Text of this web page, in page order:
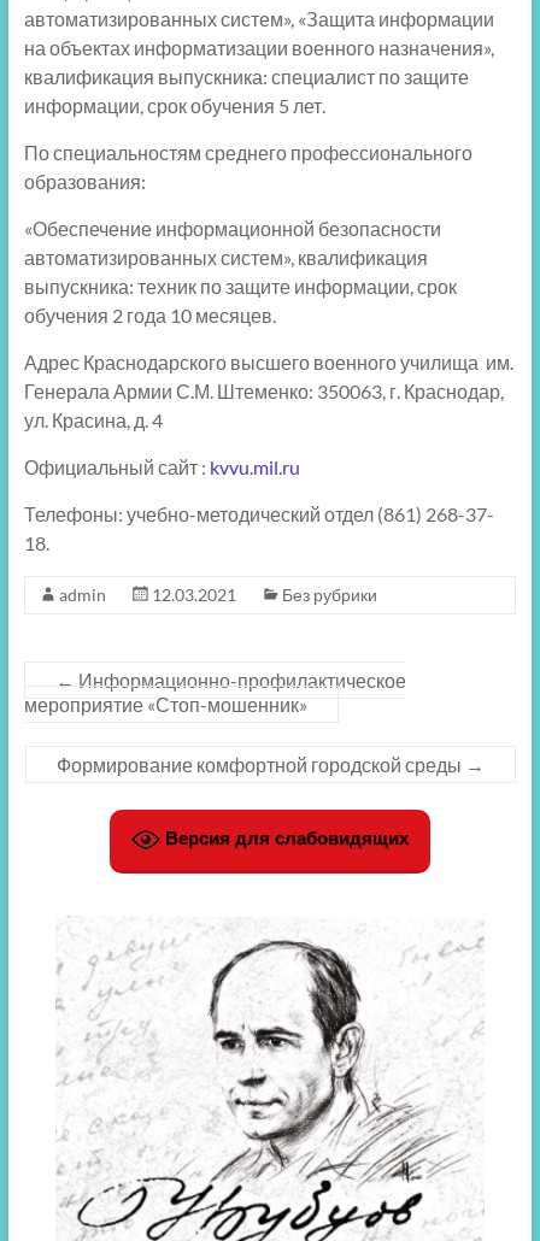
автоматизированных систем», «Защита информации
на объектах информатизации военного назначения»,
квалификация выпускника: специалист по защите
информации, срок обучения 5 лет.
По специальностям среднего профессионального
образования:
«Обеспечение информационной безопасности
автоматизированных систем», квалификация
выпускника: техник по защите информации, срок
обучения 2 года 10 месяцев.
Адрес Краснодарского высшего военного училища им.
Генерала Армии С.М. Штеменко: 350063, г. Краснодар,
ул. Красина, д. 4
Официальный сайт : kvvu.mil.ru
Телефоны: учебно-методический отдел (861) 268-37-
18.
admin 12.03.2021 Без рубрики
← Информационно-профилактическое
мероприятие «Стоп-мошенник»
Формирование комфортной городской среды →
Версия для слабовидящих